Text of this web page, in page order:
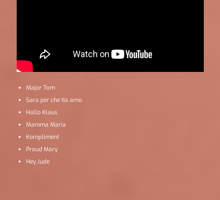
Major Tom
Sara per che tia amo
Hallo Klaus
Mamma Maria
Kompliment
Proud Mary
Hey Jude